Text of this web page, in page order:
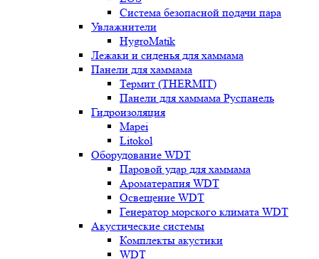
Система безопасной подачи пара
Увлажнители
HygroMatik
Лежаки и сиденья для хаммама
Панели для хаммама
Термит (THERMIT)
Панели для хаммама Руспанель
Гидроизоляция
Mapei
Litokol
Оборудование WDT
Паровой удар для хаммама
Ароматерапия WDT
Освещение WDT
Генератор морского климата WDT
Акустические системы
Комплекты акустики
WDT